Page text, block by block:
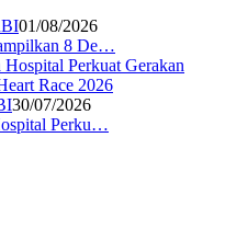
01/08/2026
8 De…
30/07/2026
Perku…